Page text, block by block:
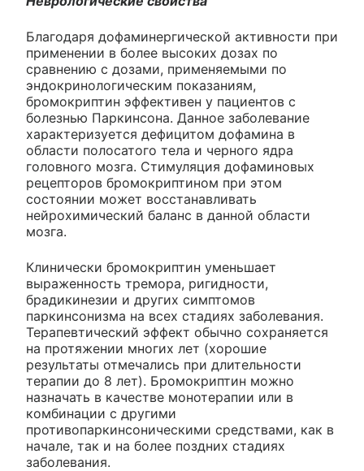
Благодаря дофаминергической активности при
применении в более высоких дозах по
сравнению с дозами, применяемыми по
эндокринологическим показаниям,
бромокриптин эффективен у пациентов с
болезнью Паркинсона. Данное заболевание
характеризуется дефицитом дофамина в
области полосатого тела и черного ядра
головного мозга. Стимуляция дофаминовых
рецепторов бромокриптином при этом
состоянии может восстанавливать
нейрохимический баланс в данной области
мозга.
Клинически бромокриптин уменьшает
выраженность тремора, ригидности,
брадикинезии и других симптомов
паркинсонизма на всех стадиях заболевания.
Терапевтический эффект обычно сохраняется
на протяжении многих лет (хорошие
результаты отмечались при длительности
терапии до 8 лет). Бромокриптин можно
назначать в качестве монотерапии или в
комбинации с другими
противопаркинсоническими средствами, как в
начале, так и на более поздних стадиях
заболевания.